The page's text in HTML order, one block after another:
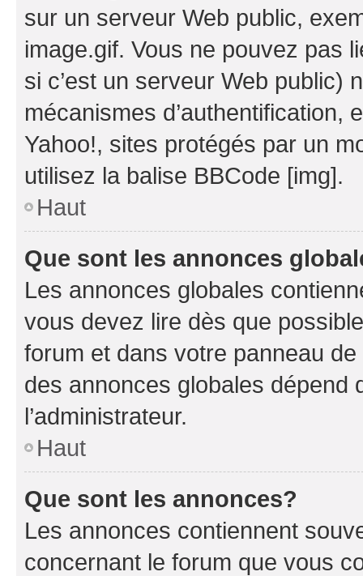
sur un serveur Web public,
image.gif. Vous ne pouvez pas
si c’est un serveur Web public)
mécanismes d’authentification,
Yahoo!, sites protégés par un
utilisez la balise BBCode [img].
Haut
Que sont les annonces
Les annonces globales
vous devez lire dès que
forum et dans votre panneau
des annonces globales dépend
l’administrateur.
Haut
Que sont les annonces?
Les annonces contiennent
concernant le forum que vous